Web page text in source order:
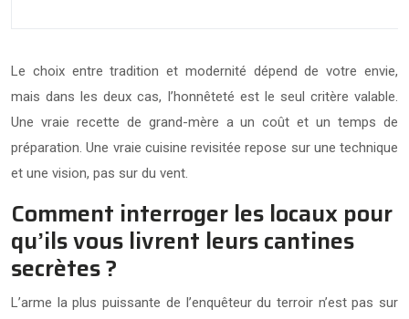
Le choix entre tradition et modernité dépend de votre envie,
mais dans les deux cas, l’honnêteté est le seul critère valable.
Une vraie recette de grand-mère a un coût et un temps de
préparation. Une vraie cuisine revisitée repose sur une technique
et une vision, pas sur du vent.
Comment interroger les locaux pour
qu’ils vous livrent leurs cantines
secrètes ?
L’arme la plus puissante de l’enquêteur du terroir n’est pas sur